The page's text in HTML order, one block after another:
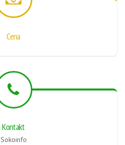
Cena
Kontakt
Sokoinfo